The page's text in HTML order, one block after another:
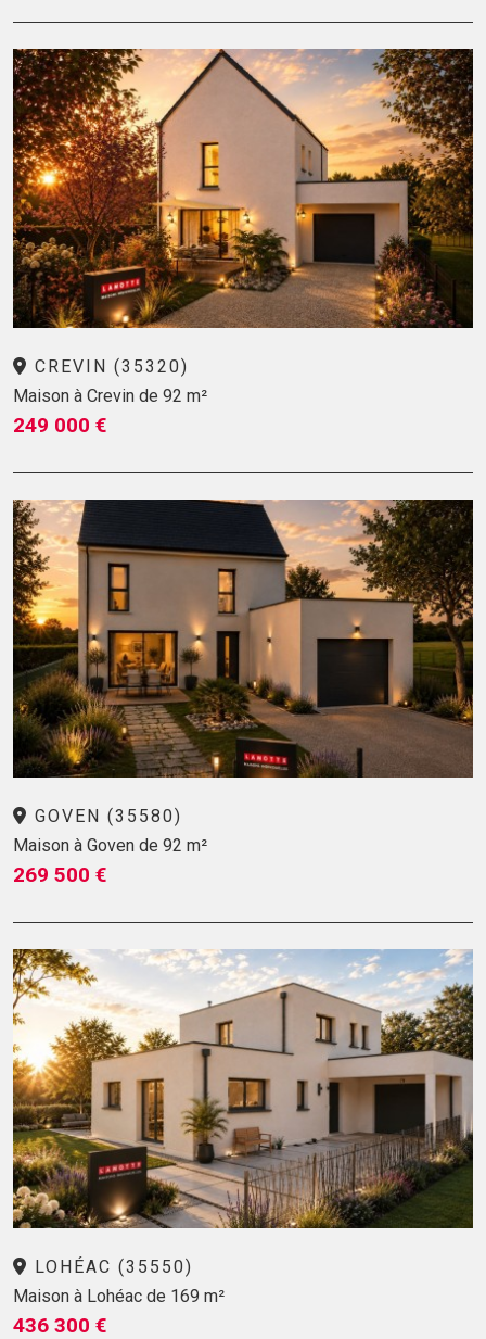
CREVIN (35320)
Maison à Crevin de 92 m²
249 000 €
GOVEN (35580)
Maison à Goven de 92 m²
269 500 €
LOHÉAC (35550)
Maison à Lohéac de 169 m²
436 300 €